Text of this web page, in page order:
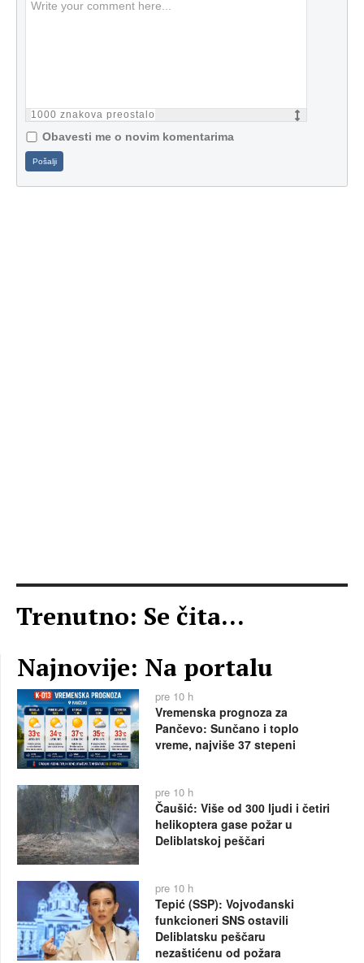
1000 znakova preostalo
Obavesti me o novim komentarima
Pošalji
Trenutno: Se čita...
Najnovije: Na portalu
pre 10 h
Vremenska prognoza za
Pančevo: Sunčano i toplo
vreme, najviše 37 stepeni
pre 10 h
Čaušić: Više od 300 ljudi i četiri
helikoptera gase požar u
Deliblatskoj peščari
pre 10 h
Tepić (SSP): Vojvođanski
funkcioneri SNS ostavili
Deliblatsku peščaru
nezaštićenu od požara